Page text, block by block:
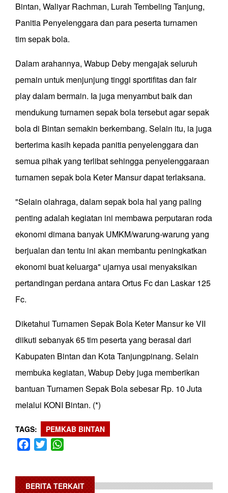
Bintan, Waliyar Rachman, Lurah Tembeling Tanjung,
Panitia Penyelenggara dan para peserta turnamen
tim sepak bola.
Dalam arahannya, Wabup Deby mengajak seluruh
pemain untuk menjunjung tinggi sportifitas dan fair
play dalam bermain. Ia juga menyambut baik dan
mendukung turnamen sepak bola tersebut agar sepak
bola di Bintan semakin berkembang. Selain itu, ia juga
berterima kasih kepada panitia penyelenggara dan
semua pihak yang terlibat sehingga penyelenggaraan
turnamen sepak bola Keter Mansur dapat terlaksana.
"Selain olahraga, dalam sepak bola hal yang paling
penting adalah kegiatan ini membawa perputaran roda
ekonomi dimana banyak UMKM/warung-warung yang
berjualan dan tentu ini akan membantu peningkatkan
ekonomi buat keluarga" ujarnya usai menyaksikan
pertandingan perdana antara Ortus Fc dan Laskar 125
Fc.
Diketahui Turnamen Sepak Bola Keter Mansur ke VII
diikuti sebanyak 65 tim peserta yang berasal dari
Kabupaten Bintan dan Kota Tanjungpinang. Selain
membuka kegiatan, Wabup Deby juga memberikan
bantuan Turnamen Sepak Bola sebesar Rp. 10 Juta
melalui KONI Bintan. (*)
TAGS PEMKAB BINTAN
Facebook
Twitter
BERITA TERKAIT